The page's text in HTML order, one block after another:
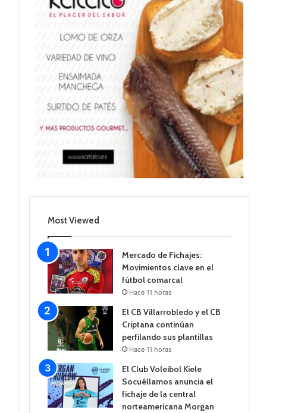
Most Viewed
Mercado de Fichajes:
Movimientos clave en el
fútbol comarcal
Hace 11 horas
El CB Villarrobledo y el CB
Criptana continúan
perfilando sus plantillas
Hace 11 horas
El Club Voleibol Kiele
Socuéllamos anuncia el
fichaje de la central
norteamericana Morgan